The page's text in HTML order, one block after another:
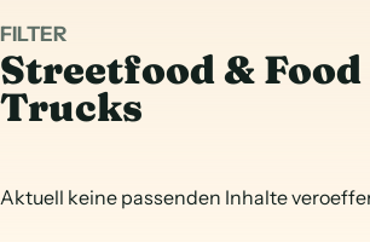
FILTER
Streetfood & Food
Trucks
Aktuell keine passenden Inhalte